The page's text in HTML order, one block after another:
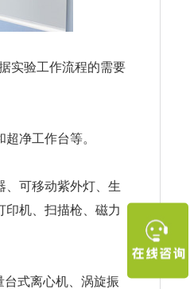
实验工作流程的需要
净工作台等。
、可移动紫外灯、生
印机、扫描枪、磁力
式离心机、涡旋振